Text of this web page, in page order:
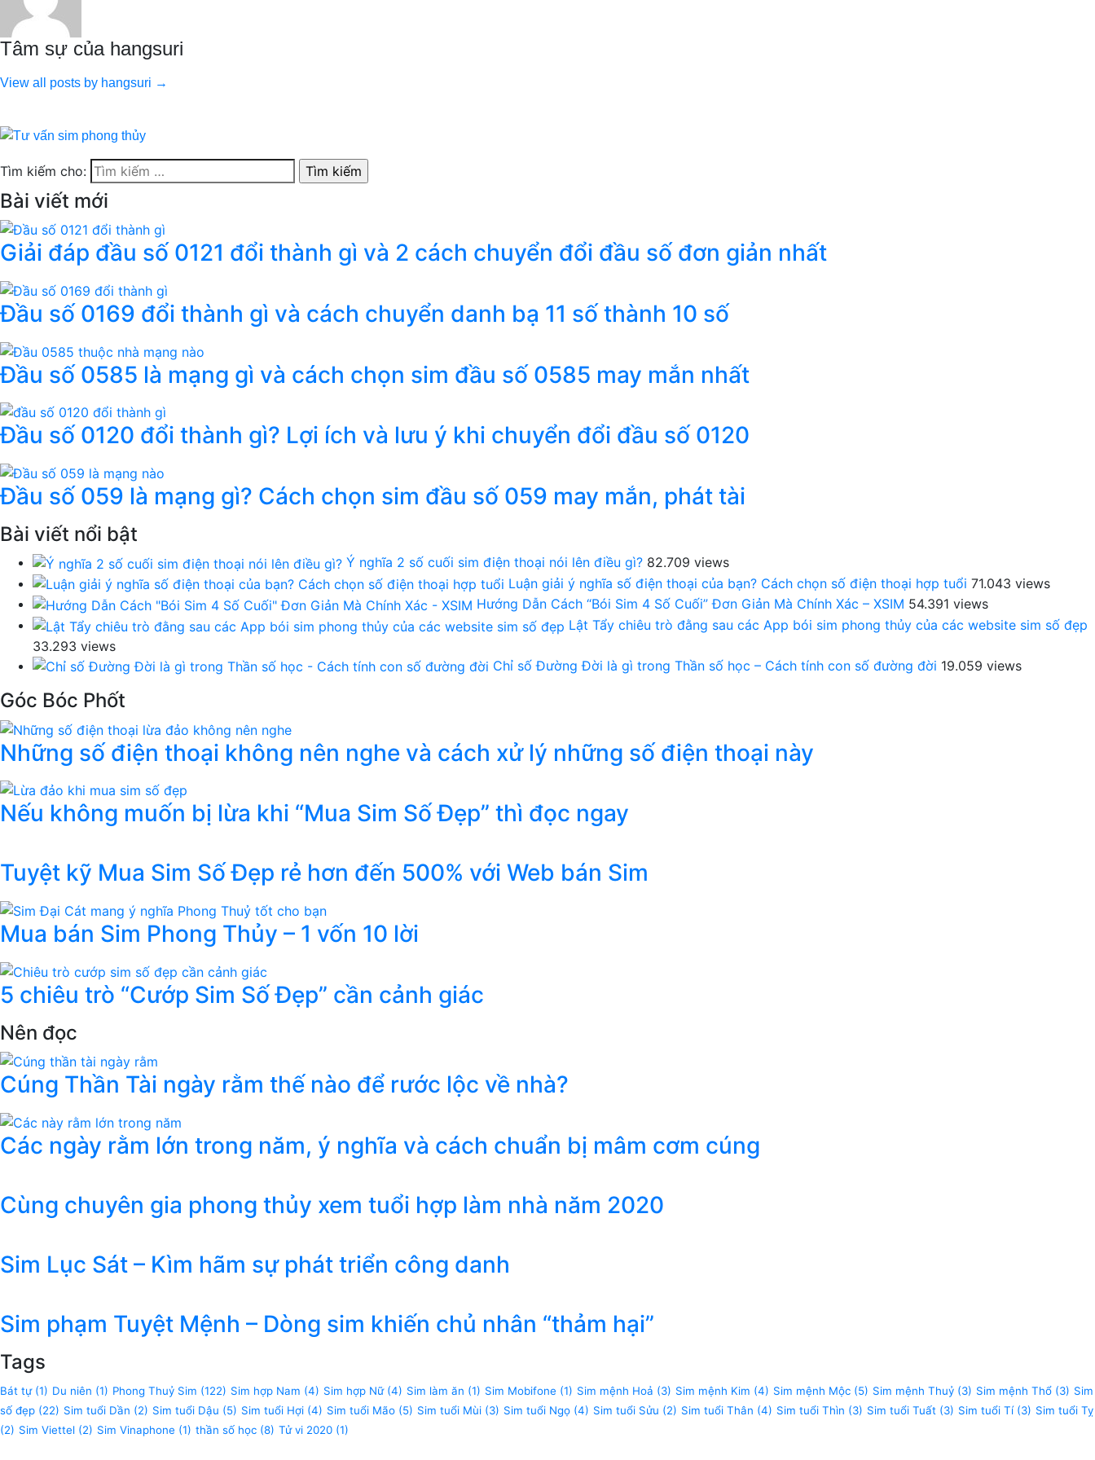
Tâm sự của hangsuri
View all posts by hangsuri →
Tìm kiếm cho:
Bài viết mới
Giải đáp đầu số 0121 đổi thành gì và 2 cách chuyển đổi đầu số đơn giản nhất
Đầu số 0169 đổi thành gì và cách chuyển danh bạ 11 số thành 10 số
Đầu số 0585 là mạng gì và cách chọn sim đầu số 0585 may mắn nhất
Đầu số 0120 đổi thành gì? Lợi ích và lưu ý khi chuyển đổi đầu số 0120
Đầu số 059 là mạng gì? Cách chọn sim đầu số 059 may mắn, phát tài
Bài viết nổi bật
Ý nghĩa 2 số cuối sim điện thoại nói lên điều gì? 82.709 views
Luận giải ý nghĩa số điện thoại của bạn? Cách chọn số điện thoại hợp tuổi 71.043 views
Hướng Dẫn Cách “Bói Sim 4 Số Cuối” Đơn Giản Mà Chính Xác – XSIM 54.391 views
Lật Tẩy chiêu trò đằng sau các App bói sim phong thủy của các website sim số đẹp
33.293 views
Chỉ số Đường Đời là gì trong Thần số học – Cách tính con số đường đời 19.059 views
Góc Bóc Phốt
Những số điện thoại không nên nghe và cách xử lý những số điện thoại này
Nếu không muốn bị lừa khi “Mua Sim Số Đẹp” thì đọc ngay
Tuyệt kỹ Mua Sim Số Đẹp rẻ hơn đến 500% với Web bán Sim
Mua bán Sim Phong Thủy – 1 vốn 10 lời
5 chiêu trò “Cướp Sim Số Đẹp” cần cảnh giác
Nên đọc
Cúng Thần Tài ngày rằm thế nào để rước lộc về nhà?
Các ngày rằm lớn trong năm, ý nghĩa và cách chuẩn bị mâm cơm cúng
Cùng chuyên gia phong thủy xem tuổi hợp làm nhà năm 2020
Sim Lục Sát – Kìm hãm sự phát triển công danh
Sim phạm Tuyệt Mệnh – Dòng sim khiến chủ nhân “thảm hại”
Tags
Bát tự(1) Du niên (1) Phong Thuỷ Sim (122) Sim hợp Nam (4) Sim hợp Nữ(4) Sim làm ăn (1) Sim Mobifone (1) Sim mệnh Hoả (3) Sim mệnh Kim (4) Sim mệnh Mộc (5) Sim mệnh Thuỷ (3) Sim mệnh Thổ (3) Sim
số đẹp (22) Sim tuổi Dần (2) Sim tuổi Dậu (5) Sim tuổi Hợi (4) Sim tuổi Mão (5) Sim tuổi Mùi (3) Sim tuổi Ngọ (4) Sim tuổi Sửu (2) Sim tuổi Thân (4) Sim tuổi Thìn (3) Sim tuổi Tuất (3) Sim tuổi Tí(3) Sim tuổi Tỵ
(2) Sim Viettel (2) Sim Vinaphone (1) thần số học (8) Tử vi 2020 (1)